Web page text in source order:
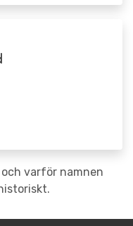
varför namnen